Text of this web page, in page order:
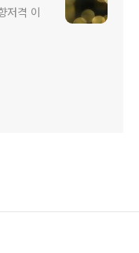
저격 이